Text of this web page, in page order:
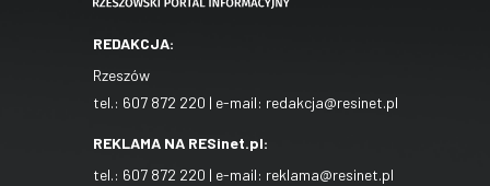
REDAKCJA:
Rzeszów
tel.: 607 872 220 | e-mail: redakcja@resinet.pl
REKLAMA NA RESinet.pl:
tel.: 607 872 220 | e-mail: reklama@resinet.pl